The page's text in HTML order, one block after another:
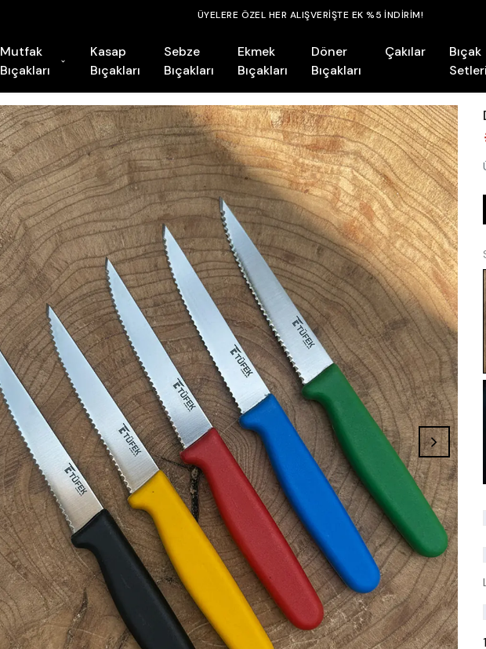
ÜYELERE ÖZEL HER ALIŞVERİŞTE EK %5 İNDİRİM!
Mutfak
Bıçakları
Kasap
Bıçakları
Sebze
Bıçakları
Ekmek
Bıçakları
Döner
Bıçakları
Çakılar
Bıçak
Setleri